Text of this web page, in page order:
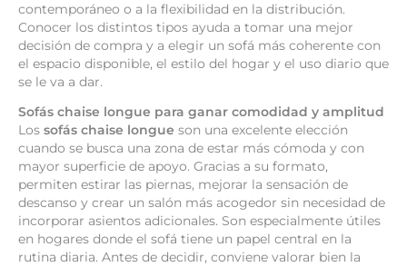
contemporáneo o a la flexibilidad en la distribución.
Conocer los distintos tipos ayuda a tomar una mejor
decisión de compra y a elegir un sofá más coherente con
el espacio disponible, el estilo del hogar y el uso diario que
se le va a dar.
Sofás chaise longue para ganar comodidad y amplitud
Los sofás chaise longue son una excelente elección
cuando se busca una zona de estar más cómoda y con
mayor superficie de apoyo. Gracias a su formato,
permiten estirar las piernas, mejorar la sensación de
descanso y crear un salón más acogedor sin necesidad de
incorporar asientos adicionales. Son especialmente útiles
en hogares donde el sofá tiene un papel central en la
rutina diaria. Antes de decidir, conviene valorar bien la